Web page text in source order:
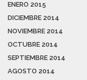
ENERO 2015
DICIEMBRE 2014
NOVIEMBRE 2014
OCTUBRE 2014
SEPTIEMBRE 2014
AGOSTO 2014